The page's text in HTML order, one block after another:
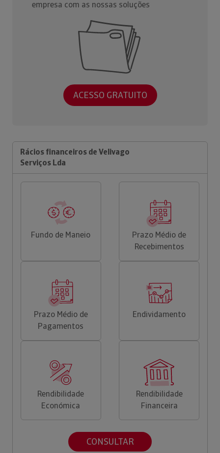
empresa com as nossas soluções
ACESSO GRATUITO
Rácios financeiros de Velivago
Serviços Lda
Fundo de Maneio
Prazo Médio de
Recebimentos
Prazo Médio de
Pagamentos
Endividamento
Rendibilidade
Económica
Rendibilidade
Financeira
CONSULTAR